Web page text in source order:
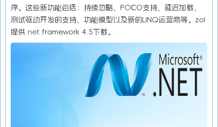
序。这些新功能包括：持续忽略、POCO支持、延迟加载，
测试驱动开发的支持、功能模型以及新的LINQ运营商等。zol
提供 .net framework 4.5下载。